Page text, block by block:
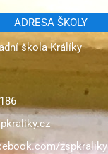
ADRESA ŠKOLY
škola Králíky
zspkraliky